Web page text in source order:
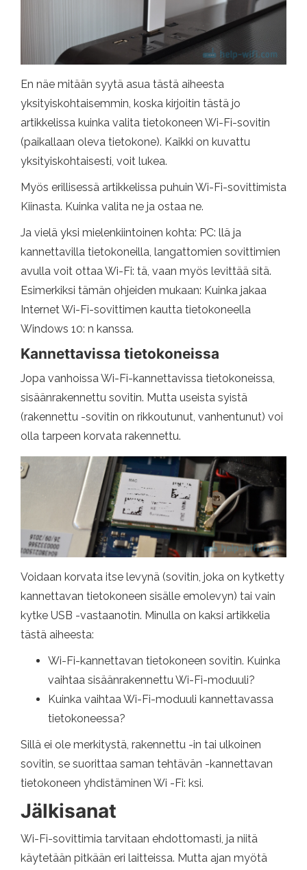
En näe mitään syytä asua tästä aiheesta
yksityiskohtaisemmin, koska kirjoitin tästä jo
artikkelissa kuinka valita tietokoneen Wi-Fi-sovitin
(paikallaan oleva tietokone). Kaikki on kuvattu
yksityiskohtaisesti, voit lukea.
Myös erillisessä artikkelissa puhuin Wi-Fi-sovittimista
Kiinasta. Kuinka valita ne ja ostaa ne.
Ja vielä yksi mielenkiintoinen kohta: PC: llä ja
kannettavilla tietokoneilla, langattomien sovittimien
avulla voit ottaa Wi-Fi: tä, vaan myös levittää sitä.
Esimerkiksi tämän ohjeiden mukaan: Kuinka jakaa
Internet Wi-Fi-sovittimen kautta tietokoneella
Windows 10: n kanssa.
Kannettavissa tietokoneissa
Jopa vanhoissa Wi-Fi-kannettavissa tietokoneissa,
sisäänrakennettu sovitin. Mutta useista syistä
(rakennettu -sovitin on rikkoutunut, vanhentunut) voi
olla tarpeen korvata rakennettu.
Voidaan korvata itse levynä (sovitin, joka on kytketty
kannettavan tietokoneen sisälle emolevyn) tai vain
kytke USB -vastaanotin. Minulla on kaksi artikkelia
tästä aiheesta:
Wi-Fi-kannettavan tietokoneen sovitin. Kuinka
vaihtaa sisäänrakennettu Wi-Fi-moduuli?
Kuinka vaihtaa Wi-Fi-moduuli kannettavassa
tietokoneessa?
Sillä ei ole merkitystä, rakennettu -in tai ulkoinen
sovitin, se suorittaa saman tehtävän -kannettavan
tietokoneen yhdistäminen Wi -Fi: ksi.
Jälkisanat
Wi-Fi-sovittimia tarvitaan ehdottomasti, ja niitä
käytetään pitkään eri laitteissa. Mutta ajan myötä